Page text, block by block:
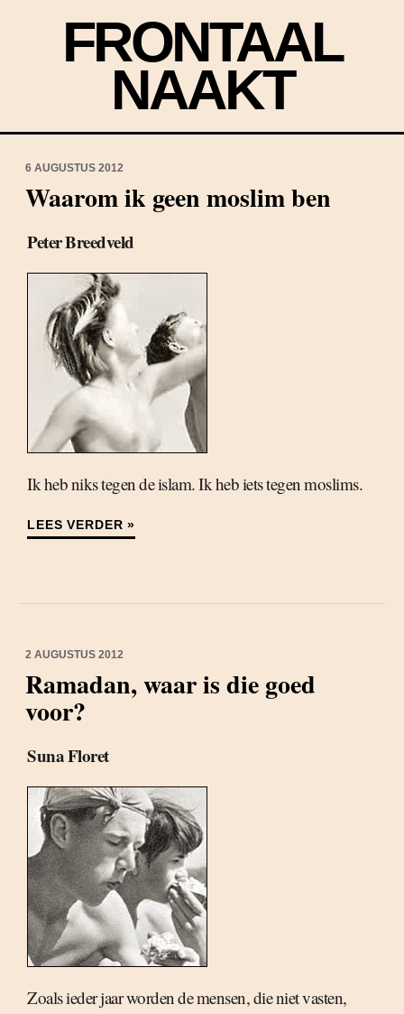
FRONTAAL
NAAKT
6 AUGUSTUS 2012
Waarom ik geen moslim ben
Peter Breedveld
Ik heb niks tegen de islam. Ik heb iets tegen moslims.
LEES VERDER »
2 AUGUSTUS 2012
Ramadan, waar is die goed
voor?
Suna Floret
Zoals ieder jaar worden de mensen, die niet vasten,